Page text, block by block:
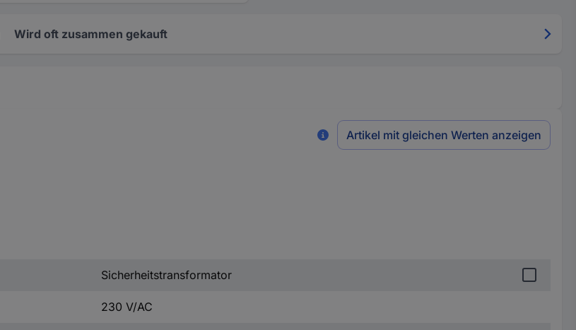
Wird oft zusammen gekauft
Artikel mit gleichen Werten anzeigen
Sicherheitstransformator
230 V/AC